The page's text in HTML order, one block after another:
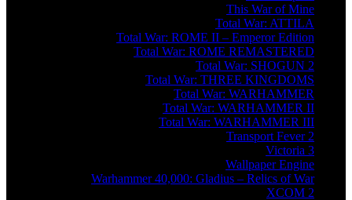
This War of Mine
Total War: ATTILA
Total War: ROME II – Emperor Edition
Total War: ROME REMASTERED
Total War: SHOGUN 2
Total War: THREE KINGDOMS
Total War: WARHAMMER
Total War: WARHAMMER II
Total War: WARHAMMER III
Transport Fever 2
Victoria 3
Wallpaper Engine
Warhammer 40,000: Gladius – Relics of War
XCOM 2